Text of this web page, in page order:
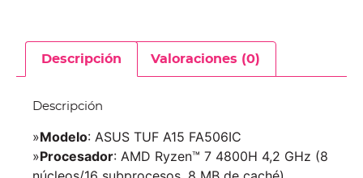
Descripción Valoraciones (0)
Descripción
»Modelo: ASUS TUF A15 FA506IC
»Procesador: AMD Ryzen™ 7 4800H 4,2 GHz (8